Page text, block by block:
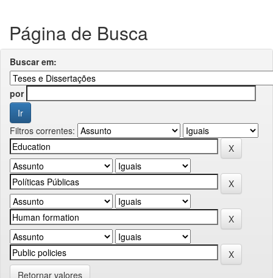
Página de Busca
Buscar em:
por
Filtros correntes:
Retornar valores